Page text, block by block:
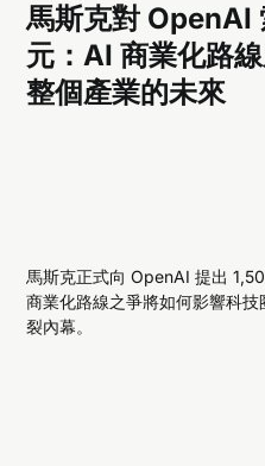
馬斯克對 OpenAI
元：AI 商業化路
整個產業的未來
馬斯克正式向 OpenAI 提出
商業化路線之爭將如何影響科
裂內幕。